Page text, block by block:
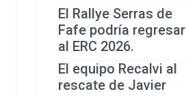
El Rallye Serras de
Fafe podría regresar
al ERC 2026.
El equipo Recalvi al
rescate de Javier